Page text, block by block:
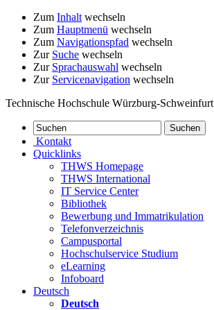
Zum Inhalt wechseln
Zum Hauptmenü wechseln
Zum Navigationspfad wechseln
Zur Suche wechseln
Zur Sprachauswahl wechseln
Zur Servicenavigation wechseln
Technische Hochschule Würzburg-Schweinfurt
Kontakt
Quicklinks
THWS Homepage
THWS International
IT Service Center
Bibliothek
Bewerbung und Immatrikulation
Telefonverzeichnis
Campusportal
Hochschulservice Studium
eLearning
Infoboard
Deutsch
Deutsch